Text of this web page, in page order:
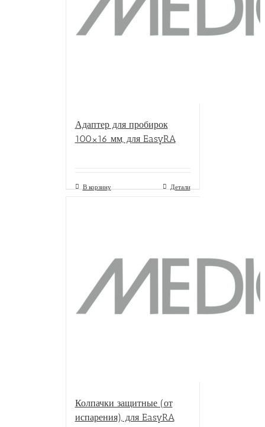
Адаптер для пробирок
100×16 мм, для EasyRA
В корзину Детали
Колпачки защитные (от
испарения), для EasyRA